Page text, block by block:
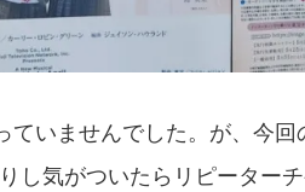
ていませんでした。が、今
し気がついたらリピーター